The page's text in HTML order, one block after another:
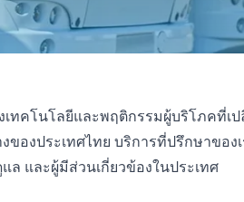
คโนโลยีและพฤติกรรมผู้บริโภคที่เป
งประเทศไทย บริการที่ปรึกษาของ
และผู้มีส่วนเกี่ยวข้องในประเทศ